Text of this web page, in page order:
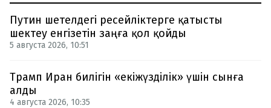
Путин шетелдегі ресейліктерге қатысты
шектеу енгізетін заңға қол қойды
5 августа 2026, 10:51
Трамп Иран билігін «екіжүзділік» үшін сынға
алды
4 августа 2026, 10:35